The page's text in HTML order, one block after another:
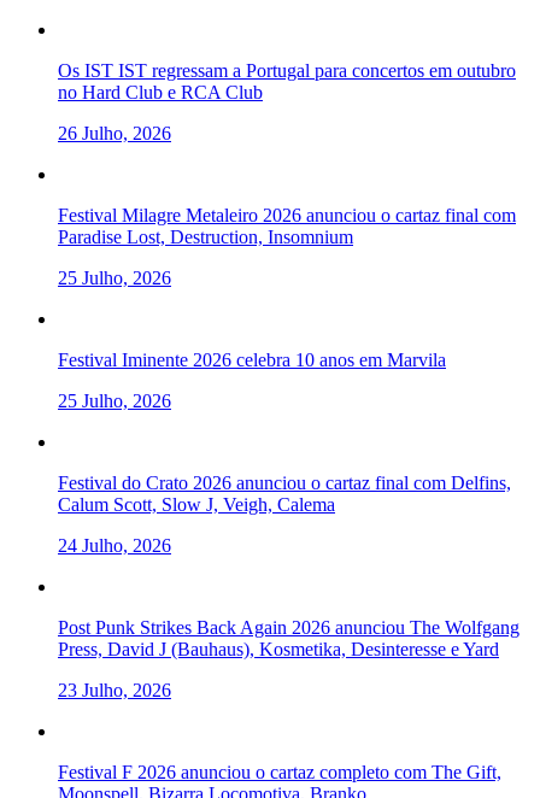
Os IST IST regressam a Portugal para concertos em outubro
no Hard Club e RCA Club
26 Julho, 2026
Festival Milagre Metaleiro 2026 anunciou o cartaz final com
Paradise Lost, Destruction, Insomnium
25 Julho, 2026
Festival Iminente 2026 celebra 10 anos em Marvila
25 Julho, 2026
Festival do Crato 2026 anunciou o cartaz final com Delfins,
Calum Scott, Slow J, Veigh, Calema
24 Julho, 2026
Post Punk Strikes Back Again 2026 anunciou The Wolfgang
Press, David J (Bauhaus), Kosmetika, Desinteresse e Yard
23 Julho, 2026
Festival F 2026 anunciou o cartaz completo com The Gift,
Moonspell, Bizarra Locomotiva, Branko